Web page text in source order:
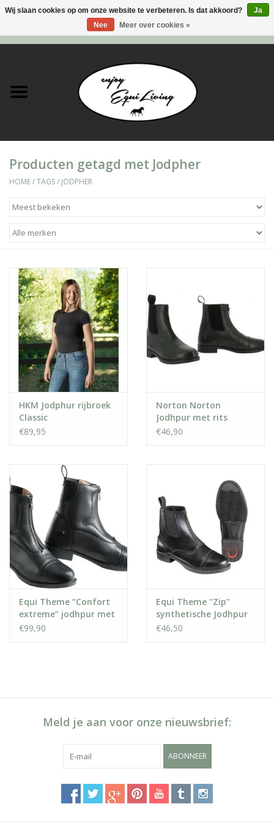
Stal en meer
Ruiter
Super Sales deals
Producten getagd met Jodpher
HOME/TAGS/ JODPHER
HKM Jodphur rijbroek
Classic
€89,95
Norton Norton
Jodhpur met rits
€46,90
Equi Theme “Confort
extreme” jodhpur met
rits
€99,90
Equi Theme "Zip"
synthetische Jodhpur
€46,50
Meld je aan voor onze nieuwsbrief:
ABONNEER
Wij slaan cookies op om onze website te verbeteren. Is dat akkoord?
Ja
Nee
Meer over cookies »